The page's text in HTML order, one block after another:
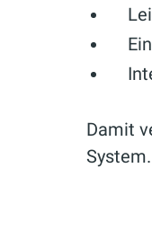
Damit
System.